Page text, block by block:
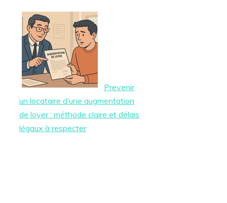
Prevenir
un locataire d’une augmentation
de loyer : méthode claire et délais
légaux à respecter